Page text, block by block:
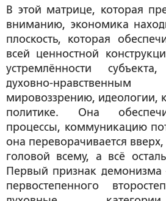
В этой матрице, которая
вниманию, экономика
плоскость, которая
всей ценностной
устремлённости
духовно-
мировоззрению, идеологии,
политике. Она
процессы, коммуникацию
она переворачивается вверх,
головой всему, а всё
Первый признак
первостепенного